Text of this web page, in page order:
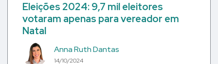
Eleições 2024: 9,7 mil eleitores
votaram apenas para vereador em
Natal
Anna Ruth Dantas
14/10/2024